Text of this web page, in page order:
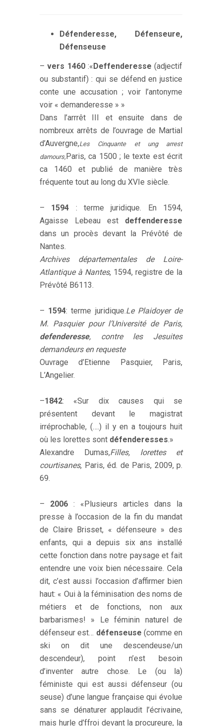
Défenderesse, Défenseure,
Défenseuse
–vers 1460 :«Deffenderesse (adjectif
ou substantif) : qui se défend en justice
conte une accusation ; voir l’antonyme
voir « demanderesse » »
Dans l’arrrêt III et ensuite dans de
nombreux arrêts de l’ouvrage de Martial
d’Auvergne,Les Cinquante et ung arrest
damours,Paris, ca 1500 ; le texte est écrit
ca 1460 et publié de manière très
fréquente tout au long du XVIe siècle.
– 1594 : terme juridique. En 1594,
Agaisse Lebeau est deffenderesse
dans un procès devant la Prévôté de
Nantes.
Archives départementales de Loire-
Atlantique à Nantes, 1594, registre de la
Prévôté B6113.
– 1594: terme juridique.Le Plaidoyer de
M. Pasquier pour l’Université de Paris,
defenderesse, contre les Jesuites
demandeurs en requeste
Ouvrage d’Etienne Pasquier, Paris,
L’Angelier.
–1842: «Sur dix causes qui se
présentent devant le magistrat
irréprochable, (….) il y en a toujours huit
où les lorettes sont défenderesses.»
Alexandre Dumas,Filles, lorettes et
courtisanes, Paris, éd. de Paris, 2009, p.
69.
– 2006 : «Plusieurs articles dans la
presse à l’occasion de la fin du mandat
de Claire Brisset, « défenseure » des
enfants, qui a depuis six ans installé
cette fonction dans notre paysage et fait
entendre une voix bien nécessaire. Cela
dit, c’est aussi l’occasion d’affirmer bien
haut: « Oui à la féminisation des noms de
métiers et de fonctions, non aux
barbarismes! » Le féminin naturel de
défenseur est… défenseuse (comme en
ski on dit une descendeuse/un
descendeur), point n’est besoin
d’inventer autre chose. Le (ou la)
féministe qui est aussi défenseur (ou
seuse) d’une langue française qui évolue
sans se dénaturer applaudit l’écrivaine,
mais hurle d’ffroi devant la procureure, la